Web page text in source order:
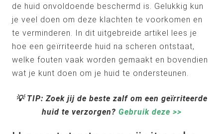
de huid onvoldoende beschermd is. Gelukkig kun
je veel doen om deze klachten te voorkomen en
te verminderen. In dit uitgebreide artikel lees je
hoe een geïrriteerde huid na scheren ontstaat,
welke fouten vaak worden gemaakt en bovendien
wat je kunt doen om je huid te ondersteunen.
💡 TIP: Zoek jij de beste zalf om een geïrriteerde
huid te verzorgen? Gebruik deze >>